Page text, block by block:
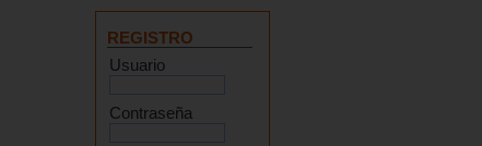
REGISTRO
Usuario
Contraseña